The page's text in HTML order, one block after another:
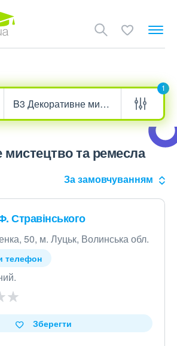
1
мистецтво та ремесла
За замовчуванням
Стравінського
50, м. Луцьк, Волинська обл.
телефон
Зберегти